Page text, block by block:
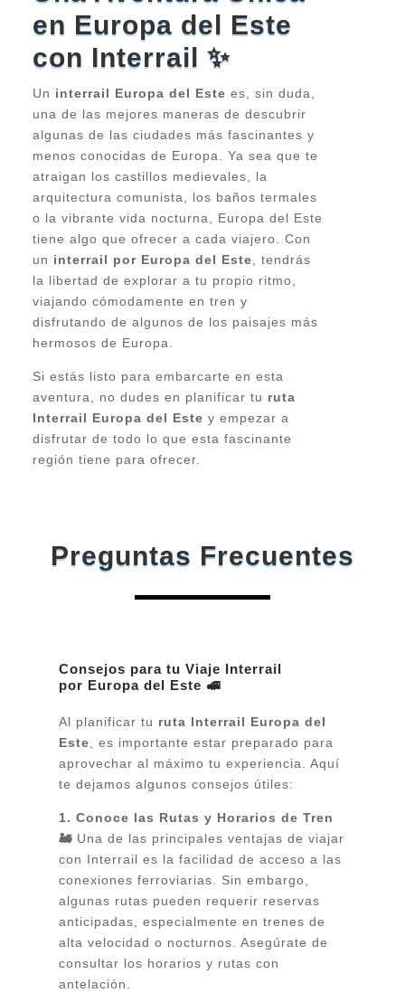
en Europa del Este
con Interrail ✨
Un interrail Europa del Este es, sin duda,
una de las mejores maneras de descubrir
algunas de las ciudades más fascinantes y
menos conocidas de Europa. Ya sea que te
atraigan los castillos medievales, la
arquitectura comunista, los baños termales
o la vibrante vida nocturna, Europa del Este
tiene algo que ofrecer a cada viajero. Con
un interrail por Europa del Este, tendrás
la libertad de explorar a tu propio ritmo,
viajando cómodamente en tren y
disfrutando de algunos de los paisajes más
hermosos de Europa.
Si estás listo para embarcarte en esta
aventura, no dudes en planificar tu ruta
Interrail Europa del Este y empezar a
disfrutar de todo lo que esta fascinante
región tiene para ofrecer.
Preguntas Frecuentes
Consejos para tu Viaje Interrail
por Europa del Este 🚅
Al planificar tu ruta Interrail Europa del
Este, es importante estar preparado para
aprovechar al máximo tu experiencia. Aquí
te dejamos algunos consejos útiles:
1. Conoce las Rutas y Horarios de Tren
🚂 Una de las principales ventajas de viajar
con Interrail es la facilidad de acceso a las
conexiones ferroviarias. Sin embargo,
algunas rutas pueden requerir reservas
anticipadas, especialmente en trenes de
alta velocidad o nocturnos. Asegúrate de
consultar los horarios y rutas con
antelación.